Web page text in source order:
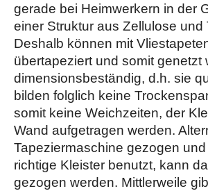
gerade bei Heimwerkern in der
einer Struktur aus Zellulose
Deshalb können mit
übertapeziert und somit
dimensionsbeständig, d.h. sie
bilden folglich keine
somit keine Weichzeiten, der
Wand aufgetragen werden.
Tapeziermaschine gezogen
richtige Kleister benutzt, kann
gezogen werden. Mittlerweile